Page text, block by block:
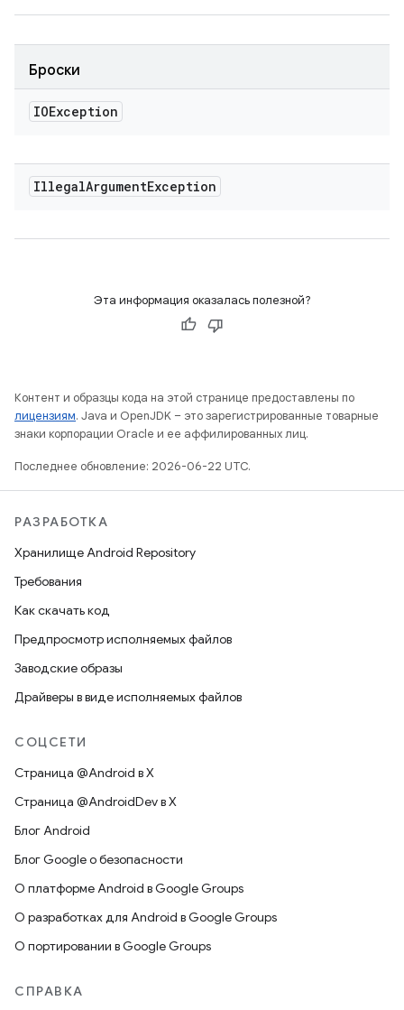
Броски
IOException
IllegalArgumentException
Эта информация оказалась полезной?
Контент и образцы кода на этой странице предоставлены по
лицензиям. Java и OpenJDK – это зарегистрированные товарные
знаки корпорации Oracle и ее аффилированных лиц.
Последнее обновление: 2026-06-22 UTC.
РАЗРАБОТКА
Хранилище Android Repository
Требования
Как скачать код
Предпросмотр исполняемых файлов
Заводские образы
Драйверы в виде исполняемых файлов
СОЦСЕТИ
Страница @Android в X
Страница @AndroidDev в X
Блог Android
Блог Google о безопасности
О платформе Android в Google Groups
О разработках для Android в Google Groups
О портировании в Google Groups
СПРАВКА